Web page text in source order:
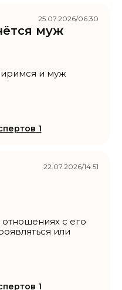
муж
и муж
1
25.07.2026/06:30
с его
или
1
22.07.2026/14:51